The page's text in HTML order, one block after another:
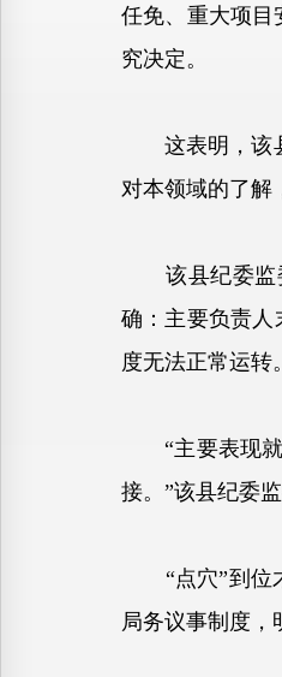
任免、重大项目
究决定。
这表明，该县
对本领域的了解
该县纪委监委
确：主要负责人
度无法正常运转。
“主要表现就
接。”该县纪委
“点穴”到位才
局务议事制度，